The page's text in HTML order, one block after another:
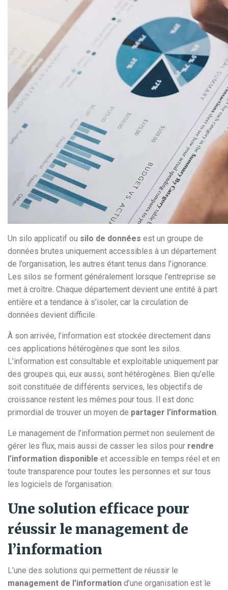
Un silo applicatif ou silo de données est un groupe de
données brutes uniquement accessibles à un département
de l’organisation, les autres étant tenus dans l’ignorance.
Les silos se forment généralement lorsque l’entreprise se
met à croître. Chaque département devient une entité à part
entière et a tendance à s’isoler, car la circulation de
données devient difficile.
À son arrivée, l’information est stockée directement dans
ces applications hétérogènes que sont les silos.
L’information est consultable et exploitable uniquement par
des groupes qui, eux aussi, sont hétérogènes. Bien qu’elle
soit constituée de différents services, les objectifs de
croissance restent les mêmes pour tous. Il est donc
primordial de trouver un moyen de partager l’information
Le management de l’information permet non seulement de
gérer les flux, mais aussi de casser les silos pour rendre
l’information disponible et accessible en temps réel et en
toute transparence pour toutes les personnes et sur tous
les logiciels de l’organisation.
Une solution efficace pour
réussir le management de
l’information
L’une des solutions qui permettent de réussir le
management de l’information d’une organisation est le